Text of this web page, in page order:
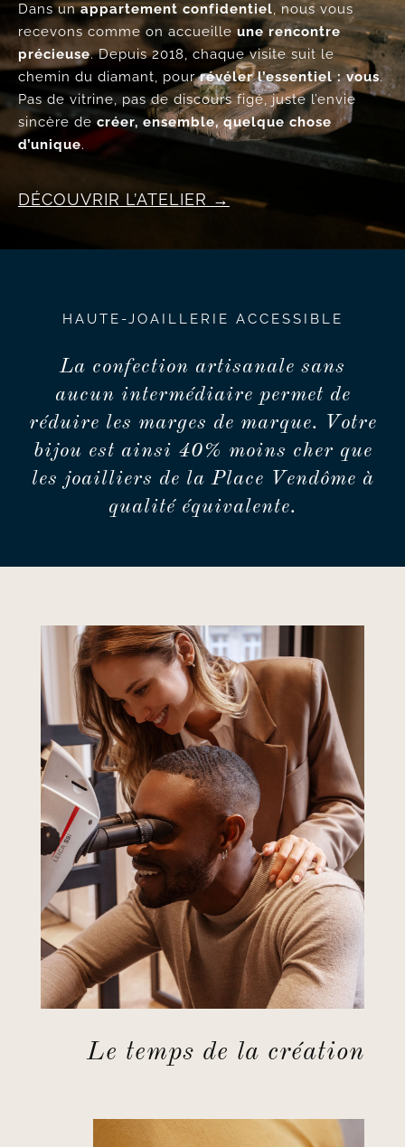
Dans unappartement confidentiel, nous vous
recevons comme on accueille une rencontre
précieuse. Depuis 2018, chaque visite suit le
chemin du diamant, pourrévéler l’essentiel : vous.
Pas de vitrine, pas de discours figé, juste l’envie
sincère de créer, ensemble, quelque chose
d’unique.
DÉCOUVRIR L’ATELIER
HAUTE-JOAILLERIE ACCESSIBLE
La confection artisanale sans
aucun intermédiaire permet de
réduire les marges de marque. Votre
bijou est ainsi 40% moins cher que
les joailliers de la Place Vendôme à
qualité équivalente.
Le temps de la création